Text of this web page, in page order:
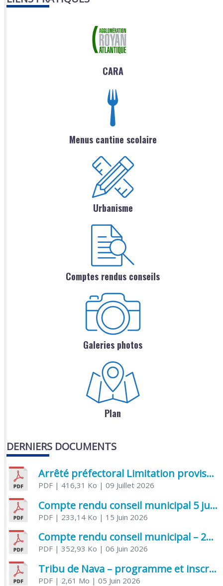
CARA
Menus cantine scolaire
Urbanisme
Comptes rendus conseils
Galeries photos
Plan
DERNIERS DOCUMENTS
Arrêté préfectoral Limitation provisoire des usages de l’eau
PDF| 416,31 Ko | 09 Juillet 2026
Compte rendu conseil municipal 5 juin 2026 sénatoriale
PDF| 233,14 Ko | 15 Juin 2026
Compte rendu conseil municipal – 21 avril 2026
PDF| 352,93 Ko | 06 Juin 2026
Tribu de Nava – programme et inscriptions été 2026
PDF| 2,61 Mo | 05 Juin 2026